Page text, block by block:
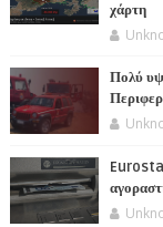
χάρτη
Πολύ